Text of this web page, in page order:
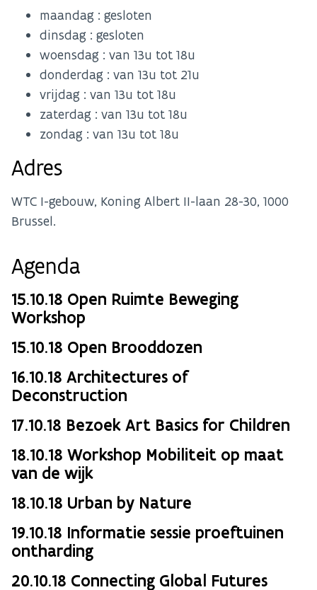
maandag : gesloten
dinsdag : gesloten
woensdag : van 13u tot 18u
donderdag : van 13u tot 21u
vrijdag : van 13u tot 18u
zaterdag : van 13u tot 18u
zondag : van 13u tot 18u
Adres
WTC I-gebouw, Koning Albert II-laan 28-30, 1000
Brussel.
Agenda
15.10.18 Open Ruimte Beweging
Workshop
15.10.18 Open Brooddozen
16.10.18 Architectures of
Deconstruction
17.10.18 Bezoek Art Basics for Children
18.10.18 Workshop Mobiliteit op maat
van de wijk
18.10.18 Urban by Nature
19.10.18 Informatie sessie proeftuinen
ontharding
20.10.18 Connecting Global Futures